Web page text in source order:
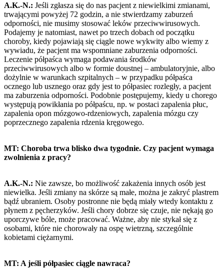
A.K.-N.: Jeśli zgłasza się do nas pacjent z niewielkimi zmianami,
trwającymi powyżej 72 godzin, a nie stwierdzamy zaburzeń
odporności, nie musimy stosować leków przeciwwirusowych.
Podajemy je natomiast, nawet po trzech dobach od początku
choroby, kiedy pojawiają się ciągle nowe wykwity albo wiemy z
wywiadu, że pacjent ma wspomniane zaburzenia odporności.
Leczenie półpaśca wymaga podawania środków
przeciwwirusowych albo w formie doustnej – ambulatoryjnie, albo
dożylnie w warunkach szpitalnych – w przypadku półpaśca
ocznego lub usznego oraz gdy jest to półpasiec rozległy, a pacjent
ma zaburzenia odporności. Podobnie postępujemy, kiedy u chorego
występują powikłania po półpaścu, np. w postaci zapalenia płuc,
zapalenia opon mózgowo-rdzeniowych, zapalenia mózgu czy
poprzecznego zapalenia rdzenia kręgowego.
MT: Choroba trwa blisko dwa tygodnie. Czy pacjent wymaga
zwolnienia z pracy?
A.K.-N.: Nie zawsze, bo możliwość zakażenia innych osób jest
niewielka. Jeśli zmiany na skórze są małe, można je zakryć plastrem
bądź ubraniem. Osoby postronne nie będą miały wtedy kontaktu z
płynem z pęcherzyków. Jeśli chory dobrze się czuje, nie nękają go
uporczywe bóle, może pracować. Ważne, aby nie stykał się z
osobami, które nie chorowały na ospę wietrzną, szczególnie
kobietami ciężarnymi.
MT: A jeśli półpasiec ciągle nawraca?